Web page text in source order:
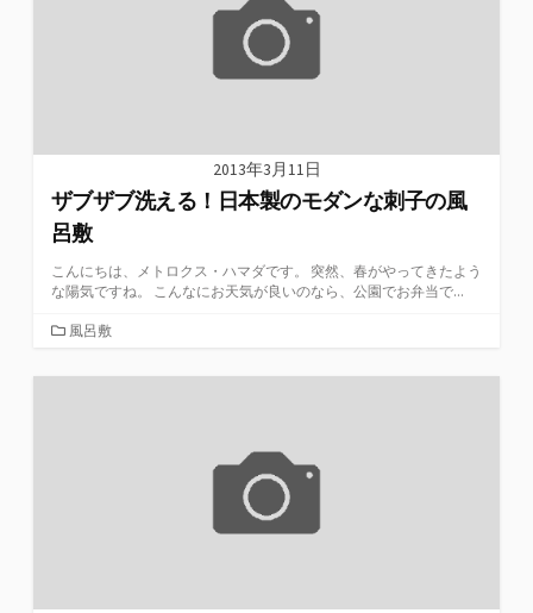
2013年3月11日
ザブザブ洗える！日本製のモダンな刺子の風
呂敷
こんにちは、メトロクス・ハマダです。 突然、春がやってきたよう
な陽気ですね。 こんなにお天気が良いのなら、公園でお弁当で...
カ
ゴ
風呂敷